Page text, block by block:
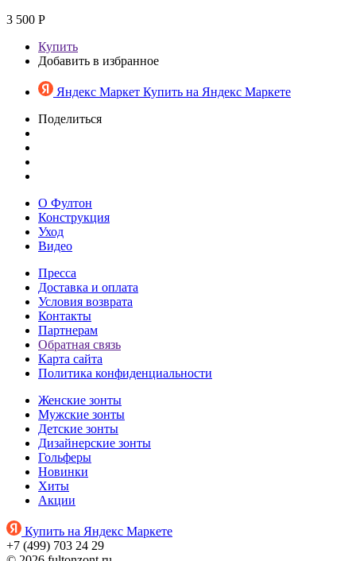
3 500 Р
Купить
Добавить в избранное
Яндекс Маркет Купить на Яндекс Маркете
Поделиться
О Фултон
Конструкция
Уход
Видео
Пресса
Доставка и оплата
Условия возврата
Контакты
Партнерам
Обратная связь
Карта сайта
Политика конфиденциальности
Женские зонты
Мужские зонты
Детские зонты
Дизайнерские зонты
Гольферы
Новинки
Хиты
Акции
Купить на Яндекс Маркете
+7 (499) 703 24 29